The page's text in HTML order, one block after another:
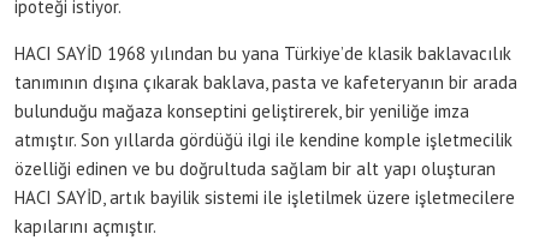
ipoteği istiyor.
HACI SAYİD 1968 yılından bu yana Türkiye’de klasik baklavacılık
tanımının dışına çıkarak baklava, pasta ve kafeteryanın bir arada
bulunduğu mağaza konseptini geliştirerek, bir yeniliğe imza
atmıştır. Son yıllarda gördüğü ilgi ile kendine komple işletmecilik
özelliği edinen ve bu doğrultuda sağlam bir alt yapı oluşturan
HACI SAYİD, artık bayilik sistemi ile işletilmek üzere işletmecilere
kapılarını açmıştır.